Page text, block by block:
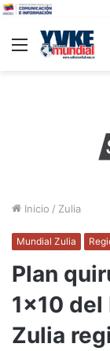
Menu
Inicio / Zulia
Mundial Zulia
Plan
1×10 del
Zulia